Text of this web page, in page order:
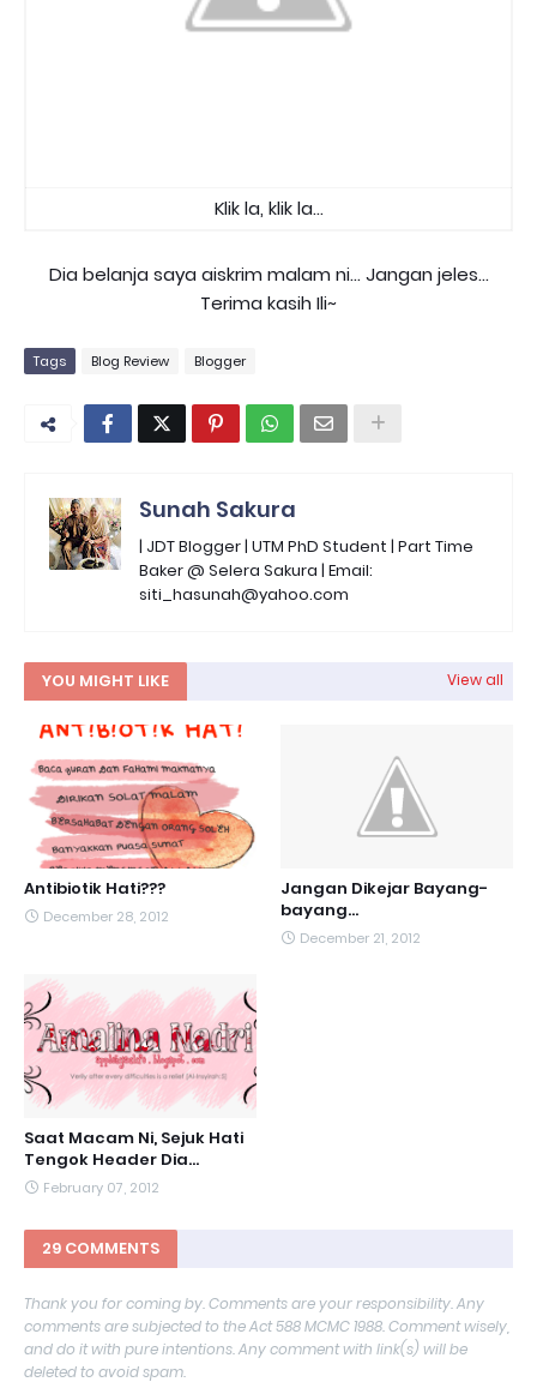
Klik la, klik la...
Dia belanja saya aiskrim malam ni... Jangan jeles...
Terima kasih Ili~
Tags Blog Review Blogger
Sunah Sakura
| JDT Blogger | UTM PhD Student | Part Time
Baker @ Selera Sakura | Email:
siti_hasunah@yahoo.com
YOU MIGHT LIKE View all
Antibiotik Hati???
December 28, 2012
Jangan Dikejar Bayang-
bayang...
December 21, 2012
Saat Macam Ni, Sejuk Hati
Tengok Header Dia...
February 07, 2012
29 COMMENTS
Thank you for coming by. Comments are your responsibility. Any
comments are subjected to the Act 588 MCMC 1988. Comment wisely,
and do it with pure intentions. Any comment with link(s) will be
deleted to avoid spam.